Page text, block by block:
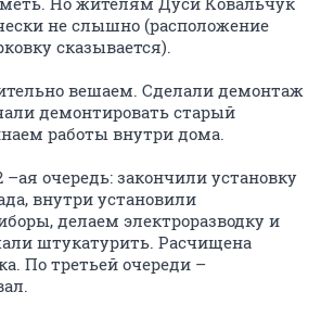
не слышно (расположение
сказывается).
вешаем. Сделали демонтаж
демонтировать старый
работы внутри дома.
очередь: закончили установку
внутри установили
делаем электроразводку и
штукатурить. Расчищена
По третьей очереди –